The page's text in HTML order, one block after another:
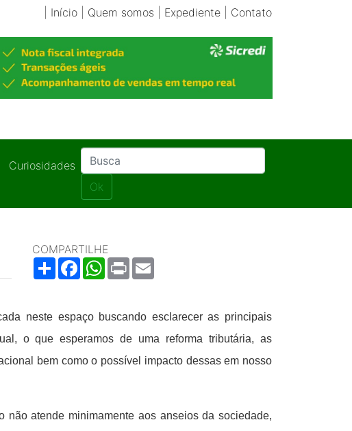
Início| Quem somos Expediente| Contato
Curiosidades
Ok
COMPARTILHE
ShareFacebookWhatsApp
Print
neste espaço buscando esclarecer as principais
o que esperamos de uma reforma tributária, as
bem como o possível impacto dessas em nosso
não atende minimamente aos anseios da sociedade,